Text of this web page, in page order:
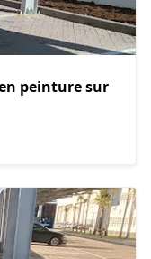
peinture sur